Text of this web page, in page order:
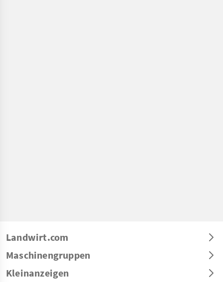
Landwirt.com
Maschinengruppen
Kleinanzeigen